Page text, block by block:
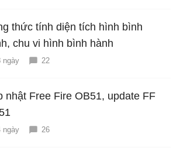
thức tính diện tích hình bình
chu vi hình bình hành
ngày 22
nhật Free Fire OB51, update FF
ngày 26